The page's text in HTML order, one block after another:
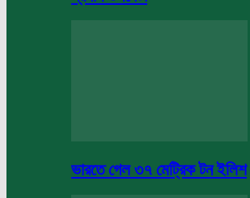
ভারতে গেল ৩৭ মেট্রিক টন ইলিশ